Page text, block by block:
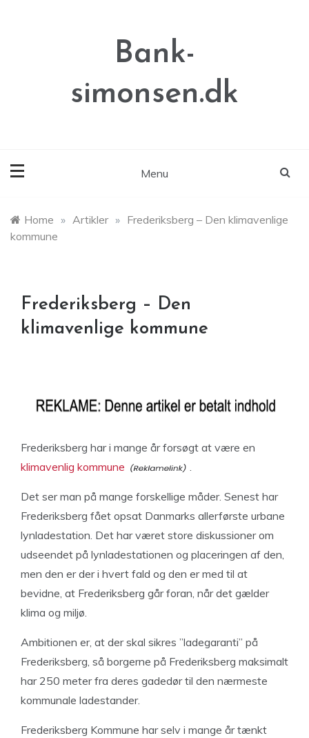
Bank-
simonsen.dk
Menu
Home » Artikler » Frederiksberg – Den klimavenlige
kommune
Frederiksberg – Den
klimavenlige kommune
Frederiksberg har i mange år forsøgt at være en
klimavenlig kommune
.
Det ser man på mange forskellige måder. Senest har
Frederiksberg fået opsat Danmarks allerførste urbane
lynladestation. Det har været store diskussioner om
udseendet på lynladestationen og placeringen af den,
men den er der i hvert fald og den er med til at
bevidne, at Frederiksberg går foran, når det gælder
klima og miljø.
Ambitionen er, at der skal sikres ”ladegaranti” på
Frederiksberg, så borgerne på Frederiksberg maksimalt
har 250 meter fra deres gadedør til den nærmeste
kommunale ladestander.
Frederiksberg Kommune har selv i mange år tænkt